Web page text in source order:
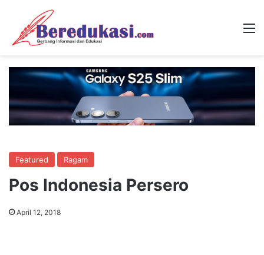
Featured Ragam
Pos Indonesia Persero
April 12, 2018